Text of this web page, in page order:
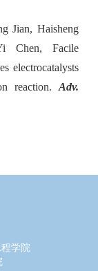
Jian, Haisheng
Chen, Facile
electrocatalysts
reaction. Adv.
学院